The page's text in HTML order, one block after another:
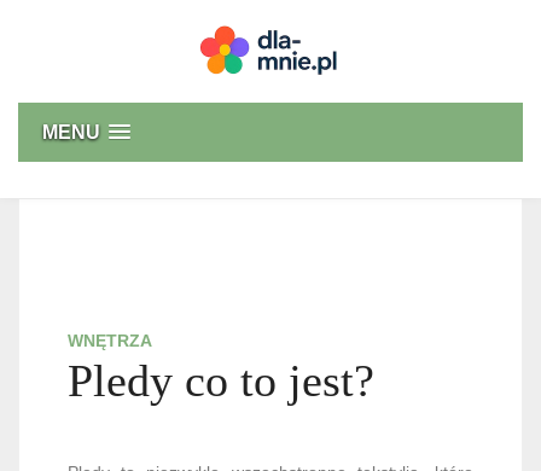
MENU
WNĘTRZA
Pledy co to jest?